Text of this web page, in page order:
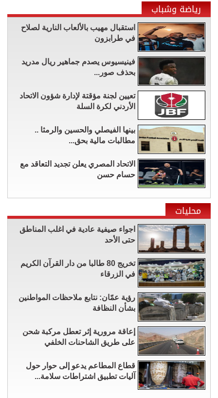
رياضة وشباب
استقبال مهيب بالألعاب النارية لصلاح
في طرابزون
فينيسيوس يصدم جماهير ريال مدريد
بحذف صور...
تعيين لجنة مؤقتة لإدارة شؤون الاتحاد
الأردني لكرة السلة
بينها الفيصلي والحسين والرمثا ..
مطالبات مالية بحق...
الاتحاد المصري يعلن تجديد التعاقد مع
حسام حسن
محليات
اجواء صيفية عادية في اغلب المناطق
حتى الأحد
تخريج 80 طالبا من دار القرآن الكريم
في الزرقاء
رؤية عمّان: نتابع ملاحظات المواطنين
بشأن النظافة
إعاقة مرورية إثر تعطل مركبة شحن
على طريق الشاحنات الخلفي
قطاع المطاعم يدعو إلى حوار حول
آليات تطبيق اشتراطات سلامة...